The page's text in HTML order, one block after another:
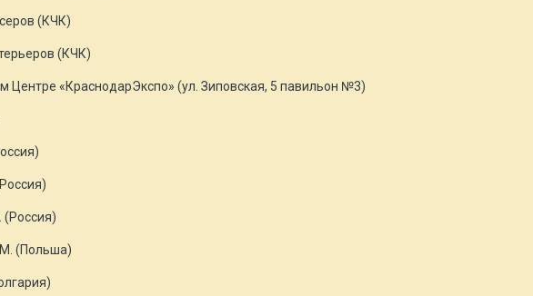
(КЧК)
(КЧК)
Центре «КраснодарЭкспо» (ул. Зиповская, 5 павильон №3)
(Россия)
(Польша)